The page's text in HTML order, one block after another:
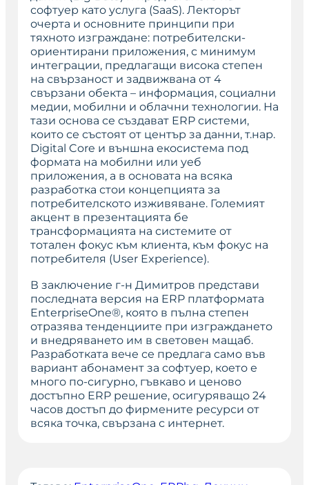
софтуер като услуга (SaaS). Лекторът
очерта и основните принципи при
тяхното изграждане: потребителски-
ориентирани приложения, с минимум
интеграции, предлагащи висока степен
на свързаност и задвижвана от 4
свързани обекта – информация, социални
медии, мобилни и облачни технологии. На
тази основа се създават ERP системи,
които се състоят от център за данни, т.нар.
Digital Core и външна екосистема под
формата на мобилни или уеб
приложения, а в основата на всяка
разработка стои концепцията за
потребителското изживяване. Големият
акцент в презентацията бе
трансформацията на системите от
тотален фокус към клиента, към фокус на
потребителя (User Experience).
В заключение г-н Димитров представи
последната версия на ERP платформата
EnterpriseOne®, която в пълна степен
отразява тенденциите при изграждането
и внедряването им в световен мащаб.
Разработката вече се предлага само във
вариант абонамент за софтуер, което е
много по-сигурно, гъвкаво и ценово
достъпно ERP решение, осигуряващо 24
часов достъп до фирмените ресурси от
всяка точка, свързана с интернет.